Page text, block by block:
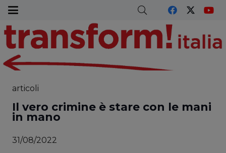
articoli
Il vero crimine è stare con le mani
in mano
31/08/2022